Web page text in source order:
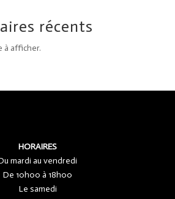
récents
à afficher.
HORAIRES
mardi au vendredi
De 10h00 à 18h00
Le samedi